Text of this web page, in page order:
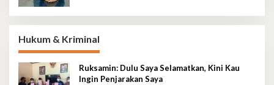
Hukum & Kriminal
Ruksamin: Dulu Saya Selamatkan, Kini Kau
Ingin Penjarakan Saya